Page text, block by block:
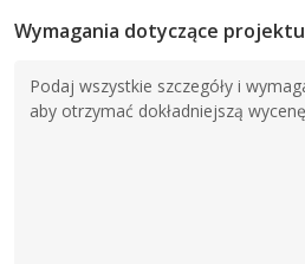
Wymagania dotyczące projektu